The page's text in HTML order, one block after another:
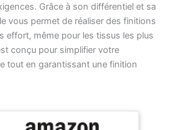
Grâce à son différentiel et sa
vous permet de réaliser des finitions
effort, même pour les tissus les plus
conçu pour simplifier votre
tout en garantissant une finition